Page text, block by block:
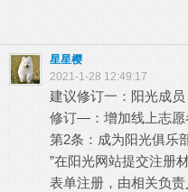
星星樱
2021-1-28 12:49:17
建议修订一：阳光成员
修订—：增加线上志愿
第2条：成为阳光俱乐
”在阳光网站提交注册
表单注册，由相关负